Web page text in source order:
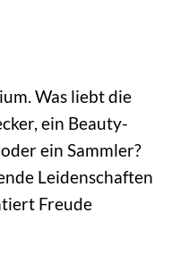
Was liebt die
ein Beauty-
ein Sammler?
Leidenschaften
Freude